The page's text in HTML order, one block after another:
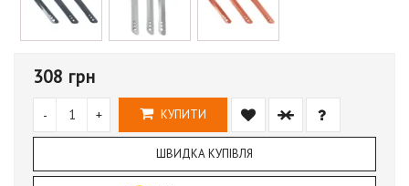
308 грн
- + КУПИТИ
ШВИДКА КУПІВЛЯ